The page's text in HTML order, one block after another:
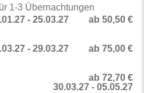
1-3 Übernachtungen
ab 50,50 €
- 25.03.27
ab 75,00 €
- 29.03.27
ab 72,70 €
30.03.27 - 05.05.27